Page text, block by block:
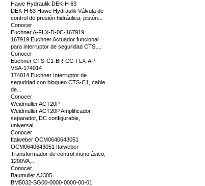
Hawe Hydraulik DEK-H 63
DEK-H 63 Hawe Hydraulik Válvula de
control de presión hidráulica, pistón...
Conocer
Euchner A-FLX-D-0C-167919
167919 Euchner Actuador funcional
para interruptor de seguridad CTS,...
Conocer
Euchner CTS-C1-BR-CC-FLX-AP-
VSA-174014
174014 Euchner Interruptor de
seguridad con bloqueo CTS-C1, cable
de...
Conocer
Weidmuller ACT20P
Weidmuller ACT20P Amplificador
separador, DC configurable,
universal,...
Conocer
Italweber OCM0640643051
OCM0640643051 Italweber
Transformador de control monofásico,
1200VA,...
Conocer
Baumuller AJ305
BM5032-SG00-0000-0000-00-01